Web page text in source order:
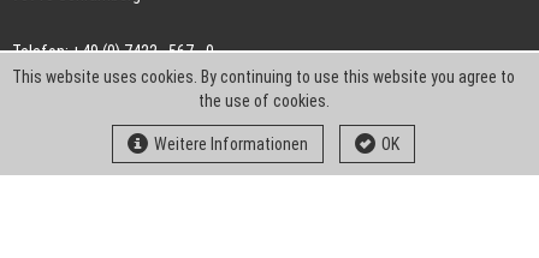
Telefon: +49 (0) 7422 . 567 - 0
Telefax: +49 (0) 7422 . 567 - 239
info-ch@kern-liebers.com
This website uses cookies. By continuing to use this website you agree to
the use of cookies.
Weitere Informationen OK